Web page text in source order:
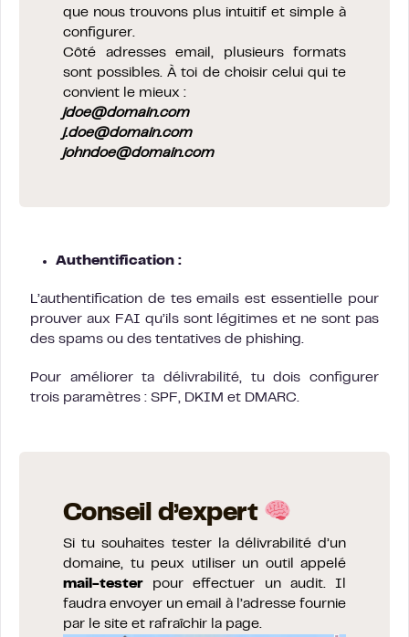
que nous trouvons plus intuitif et simple à
configurer.
Côté adresses email, plusieurs formats
sont possibles. À toi de choisir celui qui te
convient le mieux :
jdoe@domain.com
j.doe@domain.com
johndoe@domain.com
Authentification :
L’authentification de tes emails est essentielle pour
prouver aux FAI qu’ils sont légitimes et ne sont pas
des spams ou des tentatives de phishing.
Pour améliorer ta délivrabilité, tu dois configurer
trois paramètres : SPF, DKIM et DMARC.
Conseil d’expert
Si tu souhaites tester la délivrabilité d’un
domaine, tu peux utiliser un outil appelé
mail-tester pour effectuer un audit. Il
faudra envoyer un email à l’adresse fournie
par le site et rafraîchir la page.